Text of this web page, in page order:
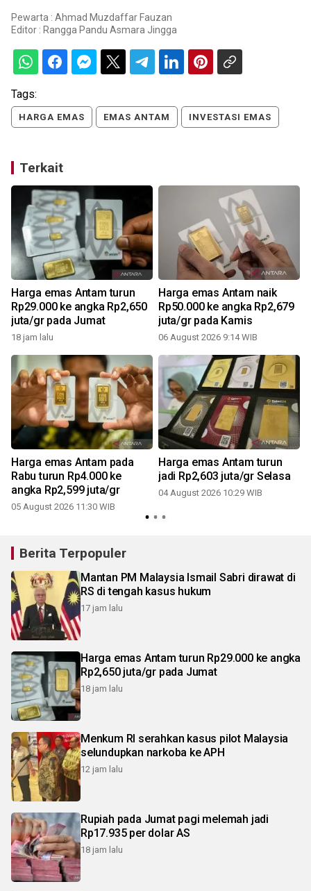
Pewarta : Ahmad Muzdaffar Fauzan
Editor : Rangga Pandu Asmara Jingga
Tags:
HARGA EMAS EMAS ANTAM INVESTASI EMAS
Terkait
Harga emas Antam turun
Rp29.000 ke angka Rp2,650
juta/gr pada Jumat
18 jam lalu
Harga emas Antam naik
Rp50.000 ke angka Rp2,679
juta/gr pada Kamis
06 August 2026 9:14 WIB
Harga emas Antam pada
Rabu turun Rp4.000 ke
angka Rp2,599 juta/gr
05 August 2026 11:30 WIB
Harga emas Antam turun
jadi Rp2,603 juta/gr Selasa
04 August 2026 10:29 WIB
Berita Terpopuler
Mantan PM Malaysia Ismail Sabri dirawat di
RS di tengah kasus hukum
17 jam lalu
Harga emas Antam turun Rp29.000 ke angka
Rp2,650 juta/gr pada Jumat
18 jam lalu
Menkum RI serahkan kasus pilot Malaysia
selundupkan narkoba ke APH
12 jam lalu
Rupiah pada Jumat pagi melemah jadi
Rp17.935 per dolar AS
18 jam lalu